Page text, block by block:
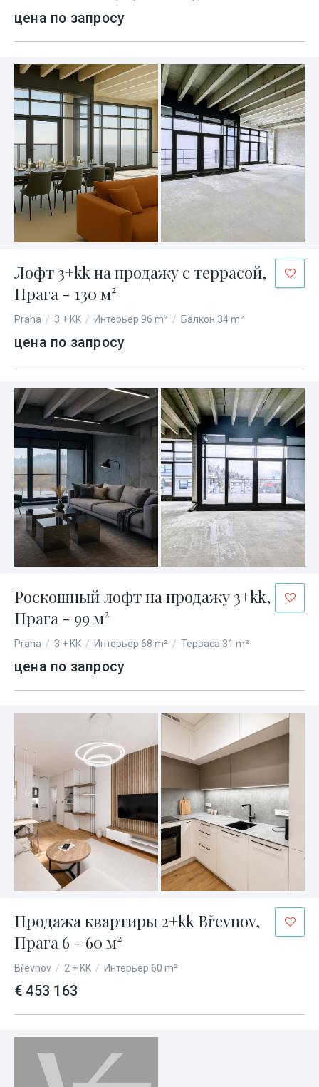
цена по запросу
Лофт 3+kk на продажу с террасой,
Прага - 130 м²
Praha / 3 + KK / Интерьер 96 m² / Балкон 34 m²
цена по запросу
Роскошный лофт на продажу 3+kk,
Прага - 99 м²
Praha / 3 + KK / Интерьер 68 m² / Терраса 31 m²
цена по запросу
Продажа квартиры 2+kk Břevnov,
Прага 6 - 60 м²
Břevnov / 2 + KK / Интерьер 60 m²
€ 453 163